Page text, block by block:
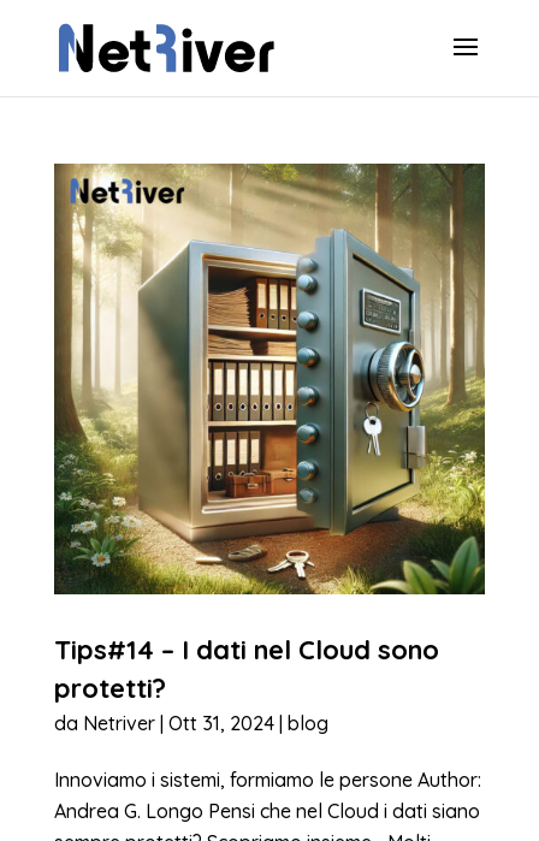
Tips#14 – I dati nel Cloud sono
protetti?
da Netriver| Ott 31, 2024| blog
Innoviamo i sistemi, formiamo le persone Author:
Andrea G. Longo Pensi che nel Cloud i dati siano